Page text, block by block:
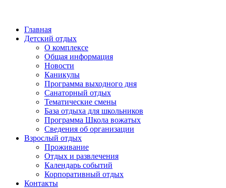
Главная
Детский отдых
О комплексе
Общая информация
Новости
Каникулы
Программа выходного дня
Санаторный отдых
Тематические смены
База отдыха для школьников
Программа Школа вожатых
Cведения об организации
Взрослый отдых
Проживание
Отдых и развлечения
Календарь событий
Корпоративный отдых
Контакты